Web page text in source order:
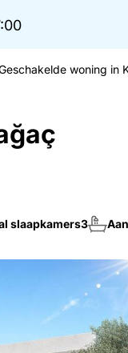
woning in
slaapkamers3